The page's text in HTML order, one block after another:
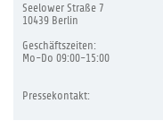
Seelower Straße 7
10439 Berlin
Geschäftszeiten:
Mo-Do 09:00-15:00
Pressekontakt: